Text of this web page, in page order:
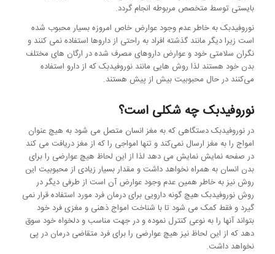
بایستی توسط متخصص مربوطه انجام گردد.
نوروفیدبک به خاطر عدم وجود عوارض خاص امروزه بسیار محبوب شده
است زیرا دیگر مانند گذشته افراد به راحتی از داروها استفاده نمی کنند و
نگران سلامتی خود و عوارض داروهای مصرف شده در ارگان های مختلف
بدن خود هستند لذا روش هایی مانند نوروفیدبک که از دارو استفاده
می‌کنند در حال محبوبیت بیش از پیش هستند.
نوروفیدبک چه شکلی است؟
در نوروفیدبک دستگاهی که به مغز انسان متصل می شود به هیچ عنوان
امواج را به مغز ارسال نمی‌کند و تنها امواجی را که از مغز دریافت می کند
در صفحه نمایش نمایش می دهد لذا از این لحاظ هیچ عوارضی را برای
بدن انسان به همراه نخواهد داشت و مقدار بسیار زیادی از محبوبیت این
روش نیز به خاطر همین عدم وجود عوارض آن است از طرفی دیگر در
روش نوروفیدبک هیچ گونه دارویی برای درمان فرد مورد استفاده قرار نمی
گیرد و فقط کمک می شود تا با شناخت امواج ذهنی و مغزی فرد خود
بتواند آنها را به نوعی کنترل نموده و در جهت مناسب و دلخواه خود سوق
دهد که از این لحاظ نیز هیچ عوارضی را برای فرد متقاضی درمان در پی
نخواهد داشت.